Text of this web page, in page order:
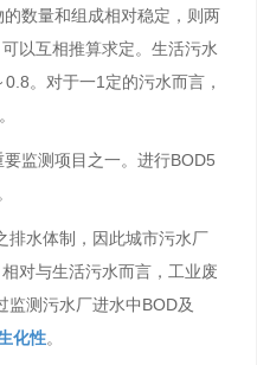
数量和组成相对稳定，则两
以互相推算求定。生活污水
。对于一1定的污水而言，
监测项目之一。进行BOD5
排水体制，因此城市污水厂
对与生活污水而言，工业废
监测污水厂进水中BOD及
化性。